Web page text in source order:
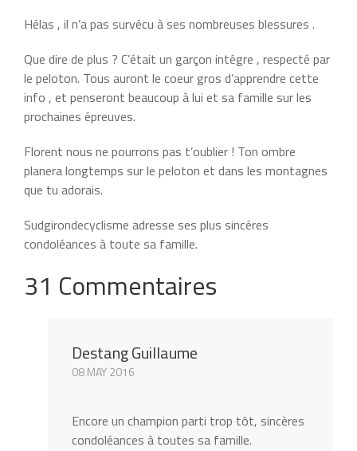
Hélas , il n’a pas survécu à ses nombreuses blessures .
Que dire de plus ? C’était un garçon intégre , respecté par
le peloton. Tous auront le coeur gros d’apprendre cette
info , et penseront beaucoup à lui et sa famille sur les
prochaines épreuves.
Florent nous ne pourrons pas t’oublier ! Ton ombre
planera longtemps sur le peloton et dans les montagnes
que tu adorais.
Sudgirondecyclisme adresse ses plus sincéres
condoléances à toute sa famille.
31 Commentaires
Destang Guillaume
08 MAY 2016
Encore un champion parti trop tôt, sincères
condoléances à toutes sa famille.